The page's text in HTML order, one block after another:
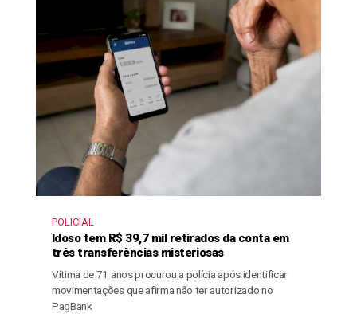
POLICIAL
Idoso tem R$ 39,7 mil retirados da conta em
três transferências misteriosas
Vítima de 71 anos procurou a polícia após identificar
movimentações que afirma não ter autorizado no
PagBank